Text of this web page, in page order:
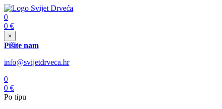
0
0 €
×
Pišite nam
info@svijetdrveca.hr
0
0 €
Po tipu